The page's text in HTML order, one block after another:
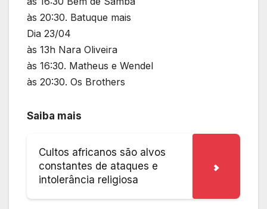
às 20:30. Batuque mais
Dia 23/04
às 13h Nara Oliveira
às 16:30. Matheus e Wendel
às 20:30. Os Brothers
Saiba mais
Cultos africanos são alvos
constantes de ataques e
intolerância religiosa